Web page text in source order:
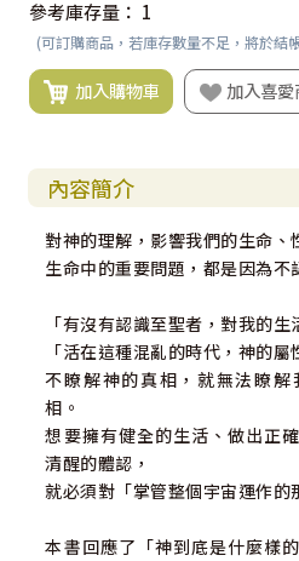
參考庫存量： 1
(可訂購商品，若庫存數量不足，將於結
加入購物車 加入喜
內容簡介
對神的理解，影響我們的生命、
生命中的重要問題，都是因為不
「有沒有認識至聖者，對我的生
「活在這種混亂的時代，神的屬
不瞭解神的真相，就無法瞭
相。
想要擁有健全的生活、做出正
清醒的體認，
就必須對「掌管整個宇宙運作的
本書回應了「神到底是什麼樣